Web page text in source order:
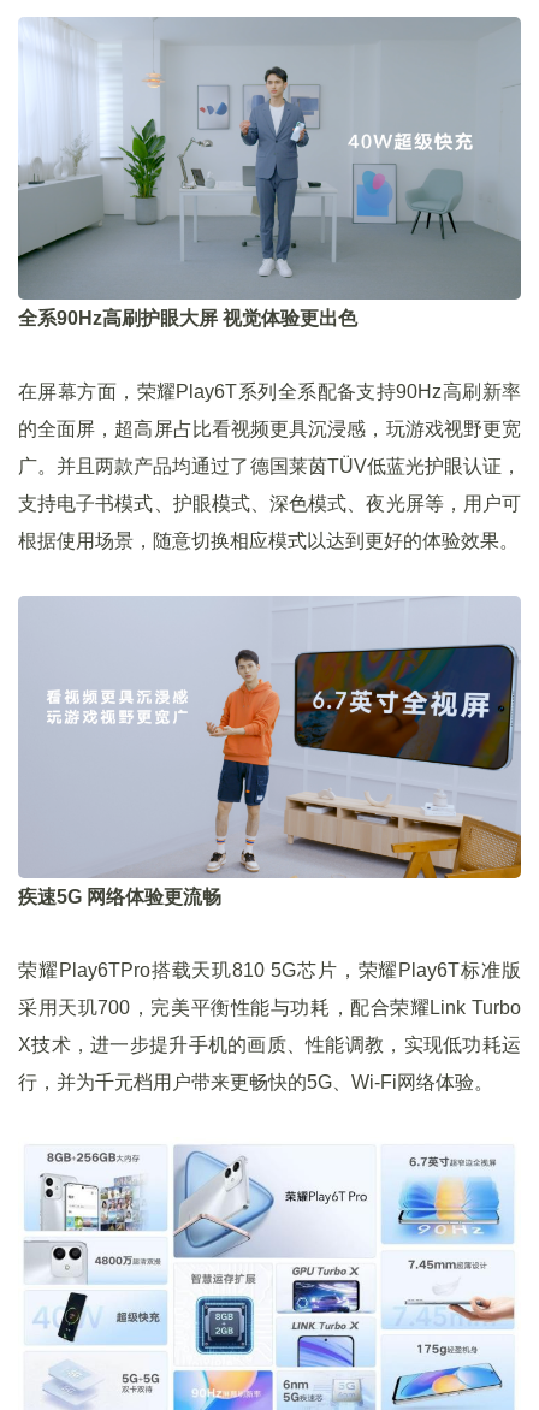
全系90Hz高刷护眼大屏 视觉体验更出色
在屏幕方面，荣耀Play6T系列全系配备支持90Hz高刷新率
的全面屏，超高屏占比看视频更具沉浸感，玩游戏视野更宽
广。并且两款产品均通过了德国莱茵TÜV低蓝光护眼认证，
支持电子书模式、护眼模式、深色模式、夜光屏等，用户可
根据使用场景，随意切换相应模式以达到更好的体验效果。
疾速5G 网络体验更流畅
荣耀Play6TPro搭载天玑810 5G芯片，荣耀Play6T标准版
采用天玑700，完美平衡性能与功耗，配合荣耀Link Turbo
X技术，进一步提升手机的画质、性能调教，实现低功耗运
行，并为千元档用户带来更畅快的5G、Wi-Fi网络体验。